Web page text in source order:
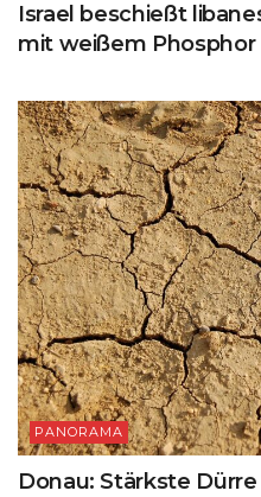
Israel beschießt
mit weißem Phosphor
PANORAMA
Donau: Stärkste